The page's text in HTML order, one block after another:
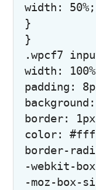
width: 50%;
}
}
.wpcf7
width:
padding:
border:
color:
border-
-webkit-
-moz-box-